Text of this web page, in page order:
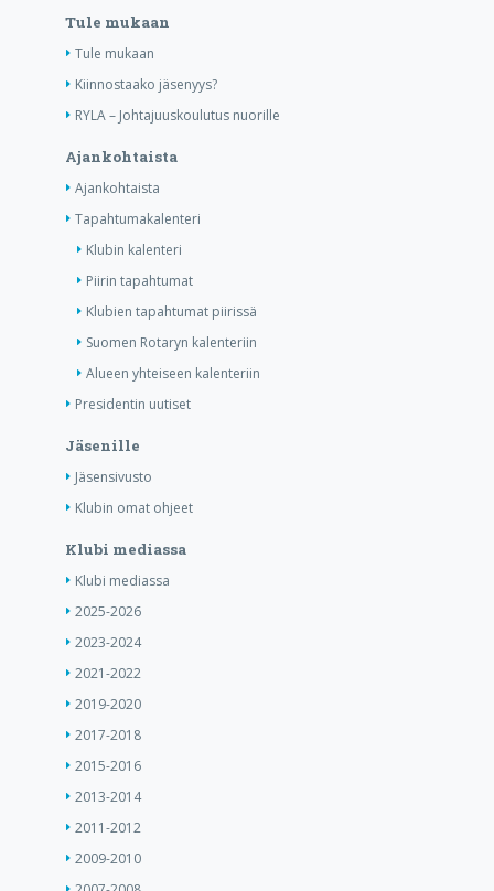
Tule mukaan
Tule mukaan
Kiinnostaako jäsenyys?
RYLA – Johtajuuskoulutus nuorille
Ajankohtaista
Ajankohtaista
Tapahtumakalenteri
Klubin kalenteri
Piirin tapahtumat
Klubien tapahtumat piirissä
Suomen Rotaryn kalenteriin
Alueen yhteiseen kalenteriin
Presidentin uutiset
Jäsenille
Jäsensivusto
Klubin omat ohjeet
Klubi mediassa
Klubi mediassa
2025-2026
2023-2024
2021-2022
2019-2020
2017-2018
2015-2016
2013-2014
2011-2012
2009-2010